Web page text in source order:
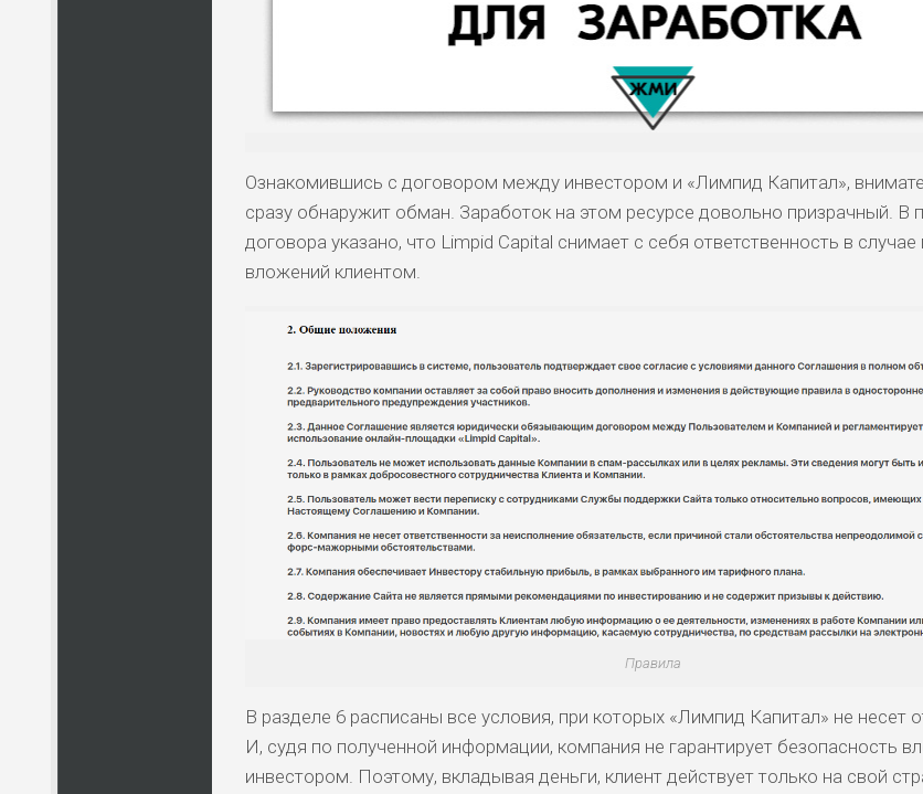
ПОДОЙДЕТ
ВСЕМ
ВЫСОКИ
ВЫСОКИ
ЛЮБИТЕЛЯМ
СТАВОК
Й
ПОДОЙДЕТ
НИЗКИЕ НИЗКИЙ НИЗКИЙ
НИЗКИЕ
Ознакомившись с договором между инвестором и «Лимпид Капитал»,
сразу обнаружит обман. Заработок на этом ресурсе довольно призрачный. В
договора указано, что Limpid Capital снимает с себя ответственность в случае
вложений клиентом.
Правила
В разделе 6 расписаны все условия, при которых «Лимпид Капитал» не несет
И, судя по полученной информации, компания не гарантирует безопасность
инвестором. Поэтому, вкладывая деньги, клиент действует только на свой